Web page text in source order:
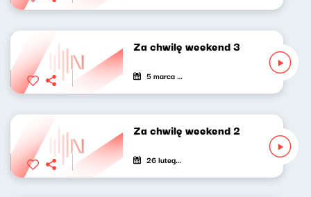
Za chwilę weekend 3
5 marca 2021
Za chwilę weekend 2
26 lutego 2021